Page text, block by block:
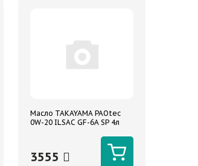
Масло TAKAYAMA PAOtec
0W-20 ILSAC GF-6A SP 4л
3555